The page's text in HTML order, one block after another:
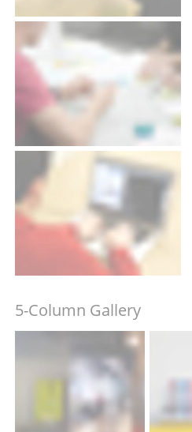
5-Column Gallery